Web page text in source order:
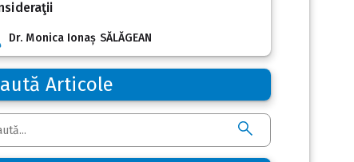
Dr. Monica Ionaș SĂLĂGEAN
Articole